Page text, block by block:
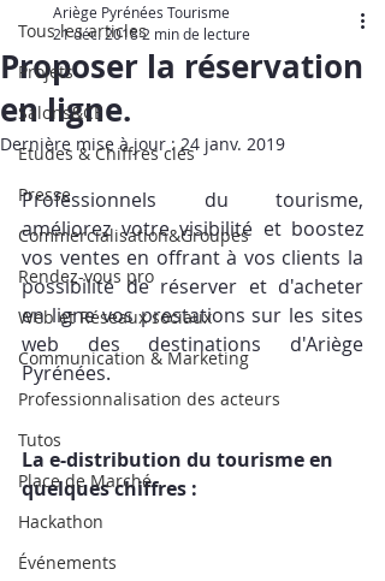
Tous les articles
Projets
Salons&CE
Etudes & Chiffres clés
Presse
Commercialisation&Groupes
Rendez-vous pro
Web et Réseaux sociaux
Communication & Marketing
Professionnalisation des acteurs
Tutos
Place de Marché
Hackathon
Événements
Proposer la réservation
en ligne.
Ariège Pyrénées Tourisme
21 déc. 20182 min de lecture
Dernière mise à jour : 24 janv. 2019
Professionnels du tourisme,
améliorez votre visibilité et boostez
vos ventes en offrant à vos clients la
possibilité de réserver et d'acheter
en ligne vos prestations sur les sites
web des destinations d'Ariège
Pyrénées.
La e-distribution du tourisme en
quelques chiffres :